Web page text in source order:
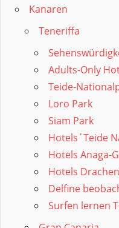
Kanaren
Teneriffa
Adults-Only
Teide-
Loro Park
Siam Park
Hotels´Teide
Hotels Anaga-
Hotels
Delfine
Surfen lernen